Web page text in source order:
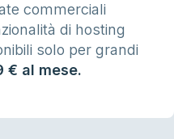
commerciali
di hosting
solo per grandi
€ al mese.